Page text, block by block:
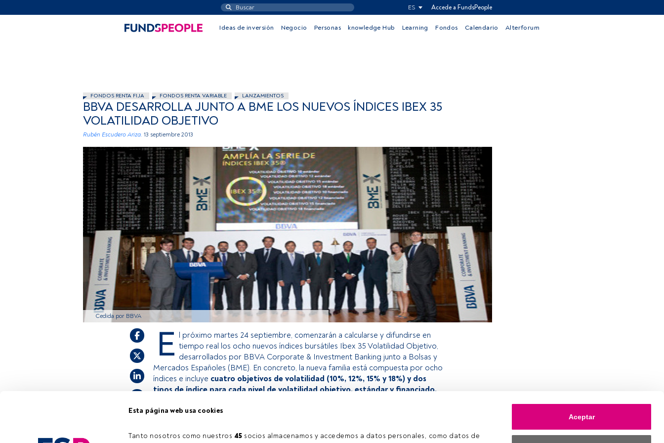
Esta página web usa cookies
Tanto nosotros como nuestros 45 socios almacenamos y accedemos a datos personales, como datos de
Aceptar
ES Accede a FundsPeople
Ideas de inversión Negocio Personas knowledge Hub Learning Fondos Calendario Alterforum
FONDOS RENTA FIJA FONDOS RENTA VARIABLE LANZAMIENTOS
BBVA DESARROLLA JUNTO A BME LOS NUEVOS ÍNDICES IBEX 35
VOLATILIDAD OBJETIVO
Rubén Escudero Ariza. 13 septiembre 2013
Cedida por BBVA
E l próximo martes 24 septiembre, comenzarán a calcularse y difundirse en
tiempo real los ocho nuevos índices bursátiles Ibex 35 Volatilidad Objetivo,
desarrollados por BBVA Corporate & Investment Banking junto a Bolsas y
Mercados Españoles (BME). En concreto, la nueva familia está compuesta por ocho
índices e incluye cuatro objetivos de volatilidad (10%, 12%, 15% y 18%) y dos
tipos de índice para cada nivel de volatilidad objetivo, estándar y financiado.
estás registrado, accede desde el botón Login. Si aún no tienes cuenta, te